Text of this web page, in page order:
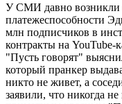
У СМИ давно возникли
платежеспособности
млн подписчиков в
контракты на YouTube-
"Пусть говорят"
который пранкер
никто не живет, а
заявили, что никогда